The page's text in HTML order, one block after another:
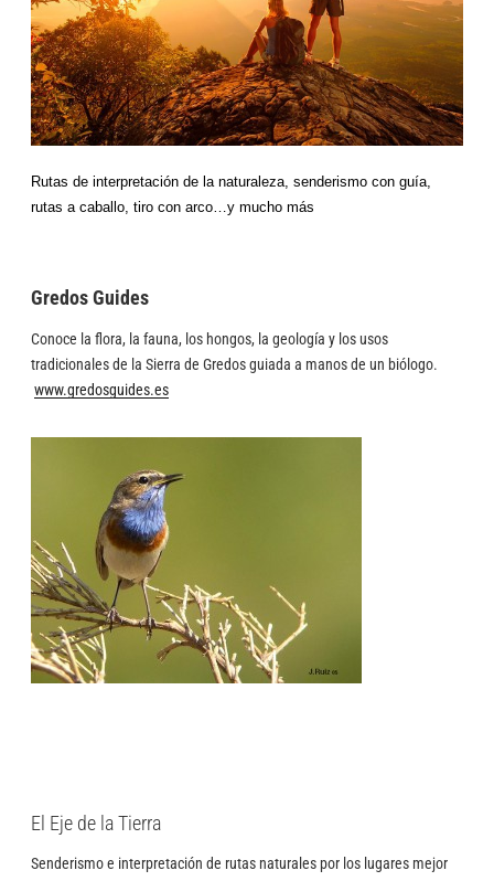
Rutas de interpretación de la naturaleza, senderismo con guía,
rutas a caballo, tiro con arco…y mucho más
Gredos Guides
Conoce la flora, la fauna, los hongos, la geología y los usos
tradicionales de la Sierra de Gredos guiada a manos de un biólogo.
www.gredosguides.es
El Eje de la Tierra
Senderismo e interpretación de rutas naturales por los lugares mejor